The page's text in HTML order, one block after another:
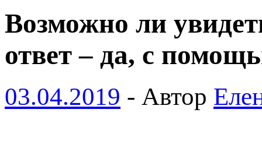
Возможно ли
ответ – да, с
03.04.2019 - Автор